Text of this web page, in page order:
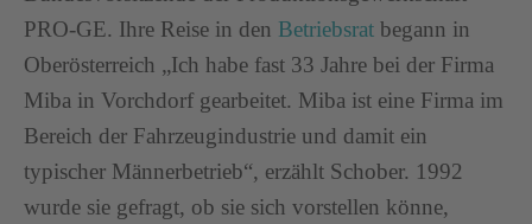
PRO-GE. Ihre Reise in den Betriebsrat begann in
Oberösterreich „Ich habe fast 33 Jahre bei der Firma
Miba in Vorchdorf gearbeitet. Miba ist eine Firma im
Bereich der Fahrzeugindustrie und damit ein
typischer Männerbetrieb“, erzählt Schober. 1992
wurde sie gefragt, ob sie sich vorstellen könne,